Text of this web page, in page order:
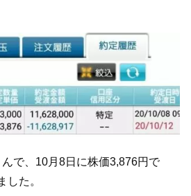
んで、10月8日に株価3,876円で
した。